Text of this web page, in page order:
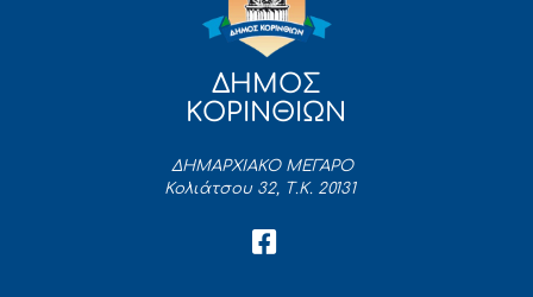
ΔΗΜΟΣ
ΚΟΡΙΝΘΙΩΝ
ΔΗΜΑΡΧΙΑΚΟ ΜΕΓΑΡΟ
Κολιάτσου 32, Τ.Κ. 20131